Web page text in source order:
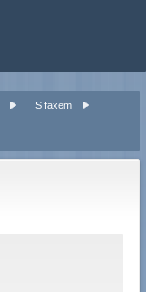
S faxem